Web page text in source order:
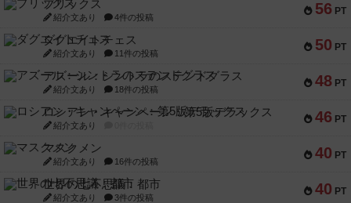
56 PT
ブリックス
紹介文あり 4件の投稿
50 PT
ダグエイトチェス
紹介文あり 11件の投稿
48 PT
アズール：シントラのステンドグラス
紹介文あり 18件の投稿
46 PT
ロシアン・キャンペーン：第5版デラックス
紹介文あり
40 PT
マスクメン
紹介文あり 16件の投稿
40 PT
世界の七不思議：都市
紹介文あり 3件の投稿